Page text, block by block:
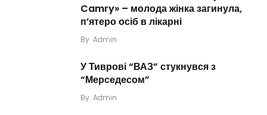
Camry» – молода жінка загинула,
п’ятеро осіб в лікарні
By Admin
У Тиврові “ВАЗ” стукнувся з
“Мерседесом”
By Admin